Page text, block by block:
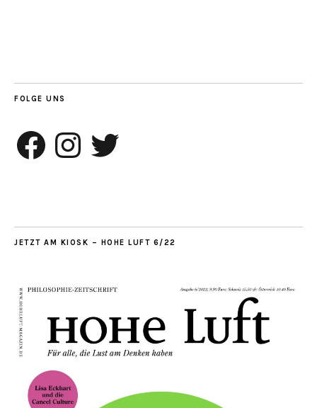
FOLGE UNS
Facebook InstagramTwitter
JETZT AM KIOSK – HOHE LUFT 6/22